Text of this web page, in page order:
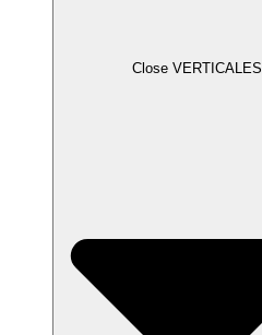
Close VERTICALES